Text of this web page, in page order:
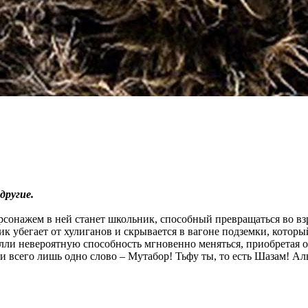
в ней станет школьник, способный превращаться во
от хулиганов и скрывается в вагоне подземки,
невероятную способность мгновенно меняться, приобретая
всего лишь одно слово – Мутабор! Тьфу ты, то есть Шазам!